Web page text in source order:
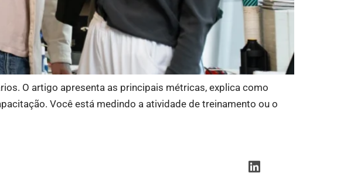
O artigo apresenta as principais métricas, explica como
Você está medindo a atividade de treinamento ou o